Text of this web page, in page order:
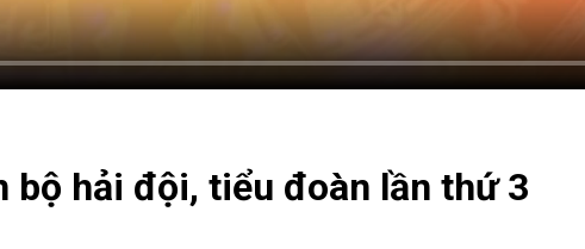
bộ hải đội, tiểu đoàn lần thứ 3